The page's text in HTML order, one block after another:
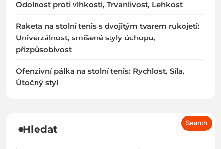
Odolnost proti vlhkosti, Trvanlivost, Lehkost
Raketa na stolní tenis s dvojitým tvarem rukojeti:
Univerzálnost, smíšené styly úchopu,
přizpůsobivost
Ofenzivní pálka na stolní tenis: Rychlost, Síla,
Útočný styl
Hledat